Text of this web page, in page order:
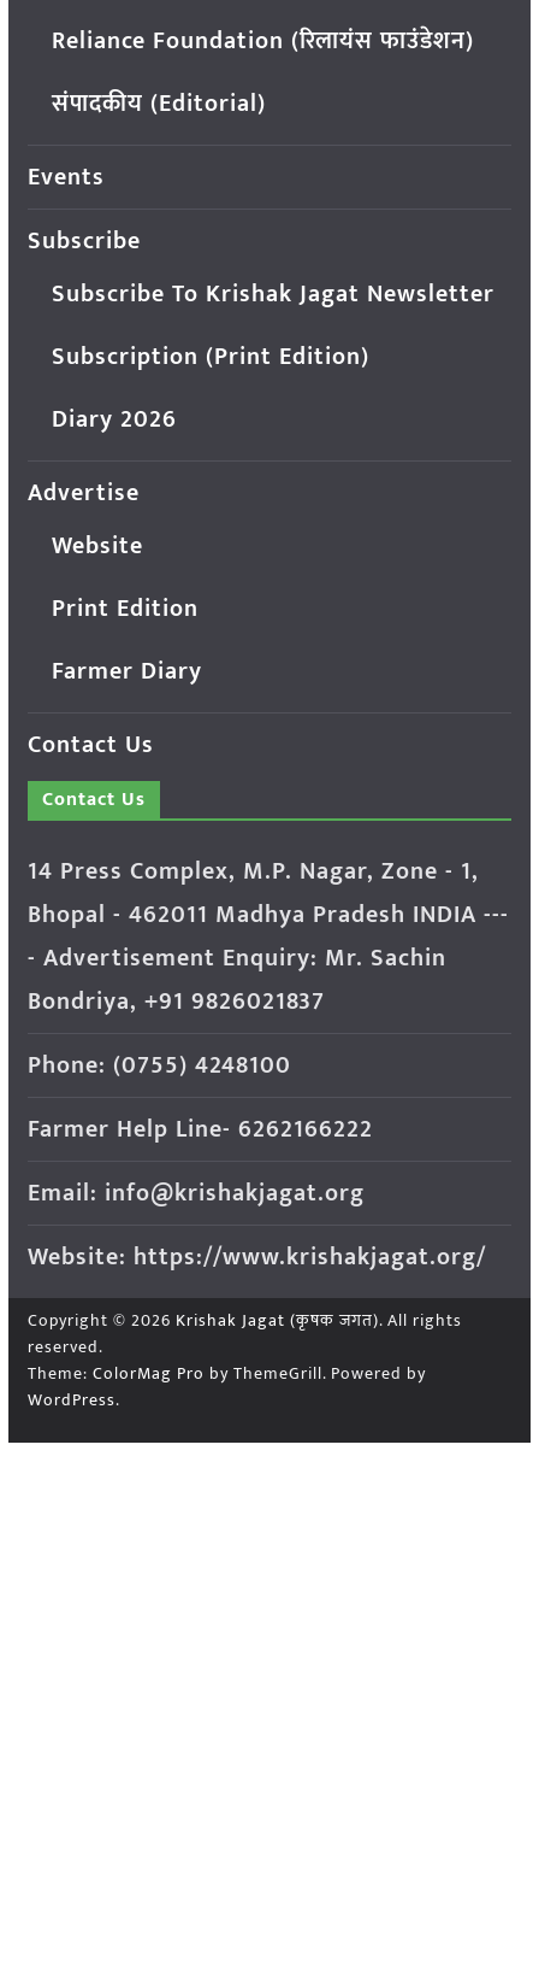
Reliance Foundation (रिलायंस फाउंडेशन)
संपादकीय (Editorial)
Events
Subscribe
Subscribe To Krishak Jagat Newsletter
Subscription (Print Edition)
Diary 2026
Advertise
Website
Print Edition
Farmer Diary
Contact Us
Contact Us
14 Press Complex, M.P. Nagar, Zone - 1,
Bhopal - 462011 Madhya Pradesh INDIA ---
- Advertisement Enquiry: Mr. Sachin
Bondriya, +91 9826021837
Phone: (0755) 4248100
Farmer Help Line- 6262166222
Email: info@krishakjagat.org
Website: https://www.krishakjagat.org/
Copyright © 2026 Krishak Jagat (कृषक जगत). All rights
reserved.
Theme: ColorMag Pro by ThemeGrill. Powered by
WordPress.